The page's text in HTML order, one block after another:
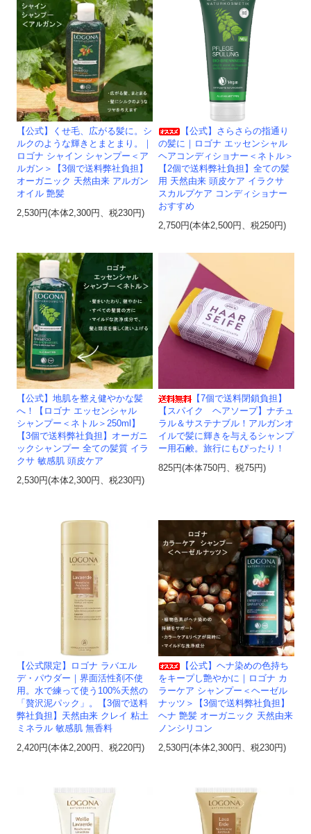
【公式】くせ毛、広がる髪に。シ
ルクのような輝きとまとまり。｜
ロゴナ シャイン シャンプー＜ア
ルガン＞【3個で送料弊社負担】
オーガニック 天然由来 アルガン
オイル 艶髪
2,530円(本体2,300円、税230円)
【公式】さらさらの指通り
の髪に｜ロゴナ エッセンシャル
ヘアコンディショナー＜ネトル＞
【2個で送料弊社負担】全ての髪
用 天然由来 頭皮ケア イラクサ
スカルプケア コンディショナー
おすすめ
2,750円(本体2,500円、税250円)
【公式】地肌を整え健やかな髪
へ！【ロゴナ エッセンシャル
シャンプー＜ネトル＞250ml】
【3個で送料弊社負担】オーガニ
ックシャンプー 全ての髪質 イラ
クサ 敏感肌 頭皮ケア
2,530円(本体2,300円、税230円)
【7個で送料閉鎖負担】
【スパイク ヘアソープ】ナチュ
ラル＆サステナブル！アルガンオ
イルで髪に輝きを与えるシャンプ
ー用石鹸。旅行にもぴったり！
825円(本体750円、税75円)
【公式限定】ロゴナ ラバエル
デ・パウダー｜界面活性剤不使
用。水で練って使う100%天然の
「贅沢泥パック」。【3個で送料
弊社負担】天然由来 クレイ 粘土
ミネラル 敏感肌 無香料
2,420円(本体2,200円、税220円)
【公式】ヘナ染めの色持ち
をキープし艶やかに｜ロゴナ カ
ラーケア シャンプー＜ヘーゼル
ナッツ＞【3個で送料弊社負担】
ヘナ 艶髪 オーガニック 天然由来
ノンシリコン
2,530円(本体2,300円、税230円)